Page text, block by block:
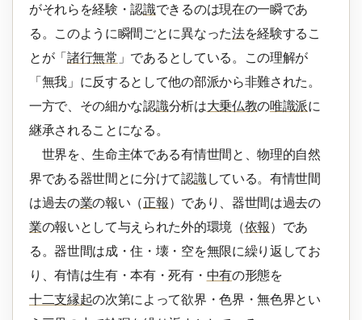
がそれらを経験・認識できるのは現在の一瞬であ
る。このように瞬間ごとに異なった法を経験するこ
とが「諸行無常 」であるとしている。この理解が
「無我」に反するとして他の部派から非難された。
一方で、その細かな認識分析は大乗仏教の唯識派に
継承されることになる。
世界を、生命主体である有情世間と、物理的自然
界である器世間とに分けて認識している。有情世間
は過去の業の報い（正報 ）であり、器世間は過去の
業の報いとして与えられた外的環境（依報 ）であ
る。器世間は成・住・壊・空を無限に繰り返してお
り、有情は生有・本有・死有・ 中有の形態を
十二支縁起の次第によって欲界・色界・無色界とい